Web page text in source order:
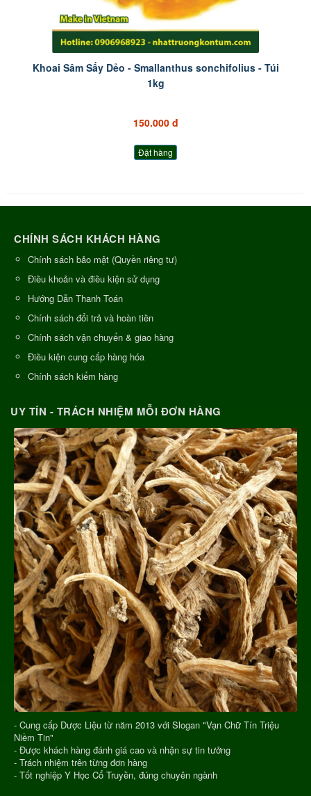
Khoai Sâm Sấy Dẻo - Smallanthus sonchifolius - Túi
1kg
150.000 đ
Đặt hàng
CHÍNH SÁCH KHÁCH HÀNG
Chính sách bảo mật (Quyền riêng tư)
Điều khoản và điều kiện sử dụng
Hướng Dẫn Thanh Toán
Chính sách đổi trả và hoàn tiền
Chính sách vận chuyển & giao hàng
Điều kiện cung cấp hàng hóa
Chính sách kiểm hàng
UY TÍN - TRÁCH NHIỆM MỖI ĐƠN HÀNG
- Cung cấp Dược Liệu từ năm 2013 với Slogan "Vạn Chữ Tín Triệu
Niềm Tin"
- Được khách hàng đánh giá cao và nhận sự tin tưởng
- Trách nhiệm trên từng đơn hàng
- Tốt nghiệp Y Học Cổ Truyền, đúng chuyên ngành